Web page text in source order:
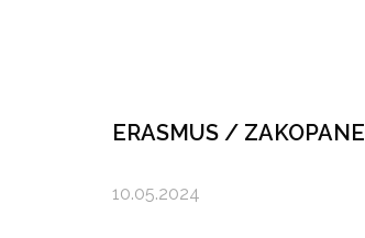
ERASMUS / ZAKOPANE
10.05.2024